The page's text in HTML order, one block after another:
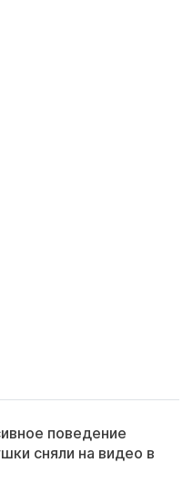
поведение
сняли на видео в